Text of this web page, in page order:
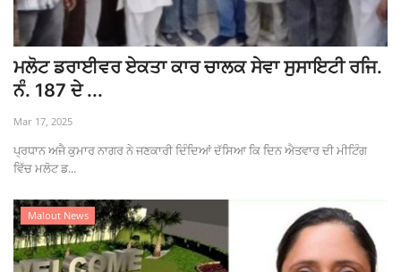
ਮਲੋਟ ਡਰਾਈਵਰ ਏਕਤਾ ਕਾਰ ਚਾਲਕ ਸੇਵਾ ਸੁਸਾਇਟੀ ਰਜਿ.
ਨੰ. 187 ਦੇ ...
Mar 17, 2025
ਪ੍ਰਧਾਨ ਅਜੈ ਕੁਮਾਰ ਨਾਗਰ ਨੇ ਜਣਕਾਰੀ ਦਿੰਦਿਆਂ ਦੱਸਿਆ ਕਿ ਦਿਨ ਐਤਵਾਰ ਦੀ ਮੀਟਿੰਗ
ਵਿੱਚ ਮਲੋਟ ਡ...
Malout News